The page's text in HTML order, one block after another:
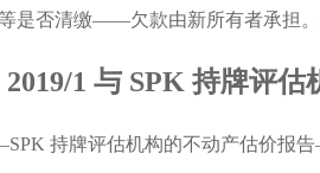
是否清缴——欠款由新所有者承担。
1 与 SPK 持牌评估
持牌评估机构的不动产估价